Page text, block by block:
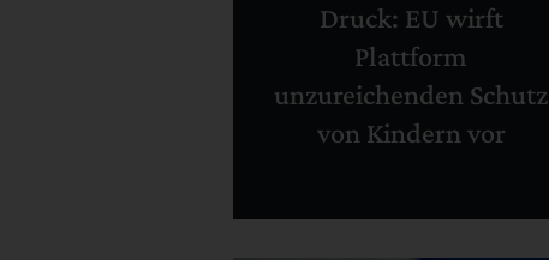
Druck: EU wirft
Plattform
unzureichenden Schutz
von Kindern vor